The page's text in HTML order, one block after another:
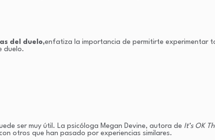
del duelo,enfatiza la importancia de permitirte experimentar
duelo​.
ser muy útil. La psicóloga Megan Devine, autora de It’s OK
otros que han pasado por experiencias similares​.